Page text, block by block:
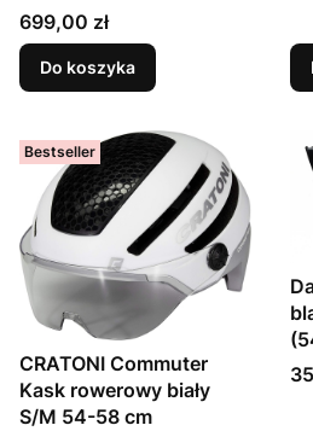
Cena
699,00 zł
Do koszyka
Bestseller
CRATONI Commuter
Kask rowerowy biały
S/M 54-58 cm